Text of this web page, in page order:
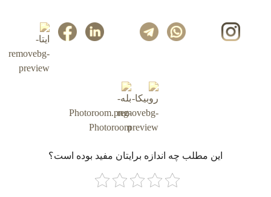
این مطلب چه‌ اندازه برایتان مفید بوده است؟